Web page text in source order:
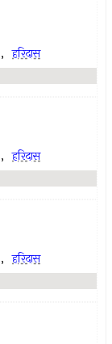
, हरिदास
, हरिदास
, हरिदास